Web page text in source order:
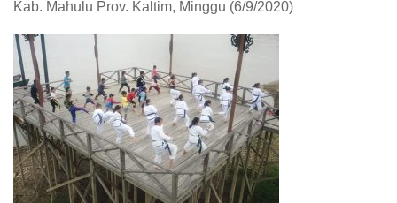
Kab. Mahulu Prov. Kaltim, Minggu (6/9/2020)